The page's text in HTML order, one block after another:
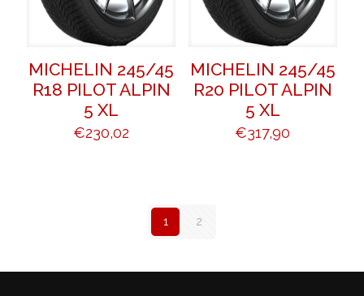
MICHELIN 245/45
R18 PILOT ALPIN
5 XL
€230,02
MICHELIN 245/45
R20 PILOT ALPIN
5 XL
€317,90
1 2